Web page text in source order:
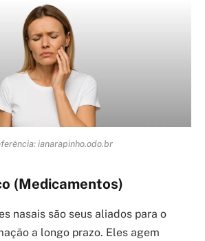
ianarapinho.odo.br
(Medicamentos)
nasais são seus aliados para o
a longo prazo. Eles agem